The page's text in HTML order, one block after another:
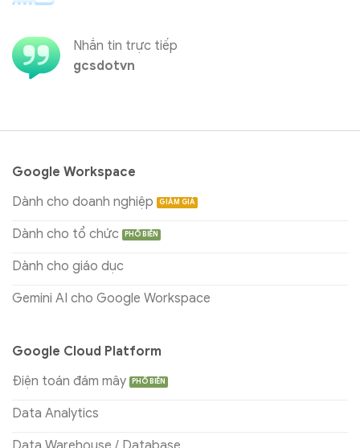
Nhắn tin trực tiếp
gcsdotvn
Google Workspace
Dành cho doanh nghiệp
Dành cho tổ chức
Dành cho giáo dục
Gemini AI cho Google Workspace
Google Cloud Platform
Điện toán đám mây
Data Analytics